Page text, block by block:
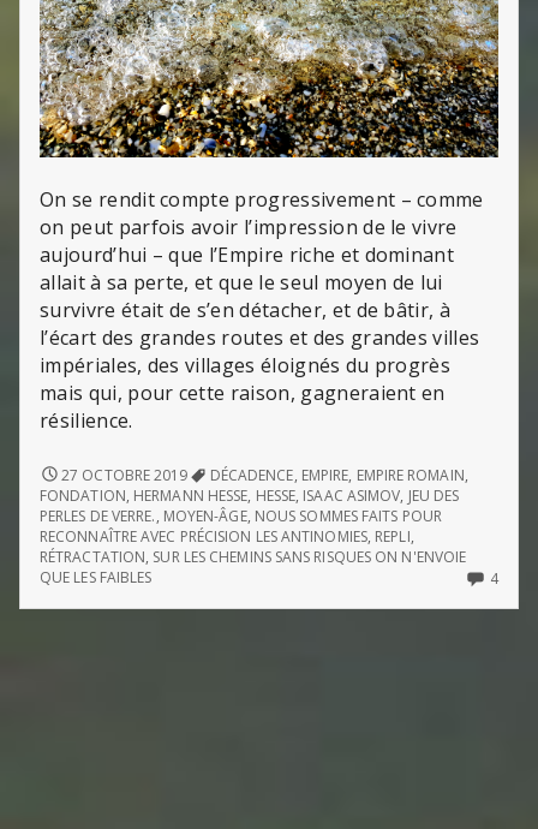
On se rendit compte progressivement – comme
on peut parfois avoir l’impression de le vivre
aujourd’hui – que l’Empire riche et dominant
allait à sa perte, et que le seul moyen de lui
survivre était de s’en détacher, et de bâtir, à
l’écart des grandes routes et des grandes villes
impériales, des villages éloignés du progrès
mais qui, pour cette raison, gagneraient en
résilience.
LE
JEU
DES
PERLES
DE
VERRE
INTRODUCTION
27 OCTOBRE 2019 DÉCADENCE, EMPIRE, EMPIRE ROMAIN,
FONDATION, HERMANN HESSE, HESSE, ISAAC ASIMOV, JEU DES
PERLES DE VERRE., MOYEN-ÂGE, NOUS SOMMES FAITS POUR
RECONNAÎTRE AVEC PRÉCISION LES ANTINOMIES, REPLI,
RÉTRACTATION, SUR LES CHEMINS SANS RISQUES ON N'ENVOIE
QUE LES FAIBLES
44